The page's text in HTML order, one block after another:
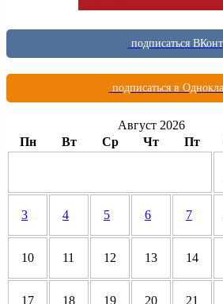
подписаться
подписаться в
Август 2026
Пн
Вт Ср Чт Пт
3 4 5 6 7
10 11 12 13 14
17 18 19 20 21